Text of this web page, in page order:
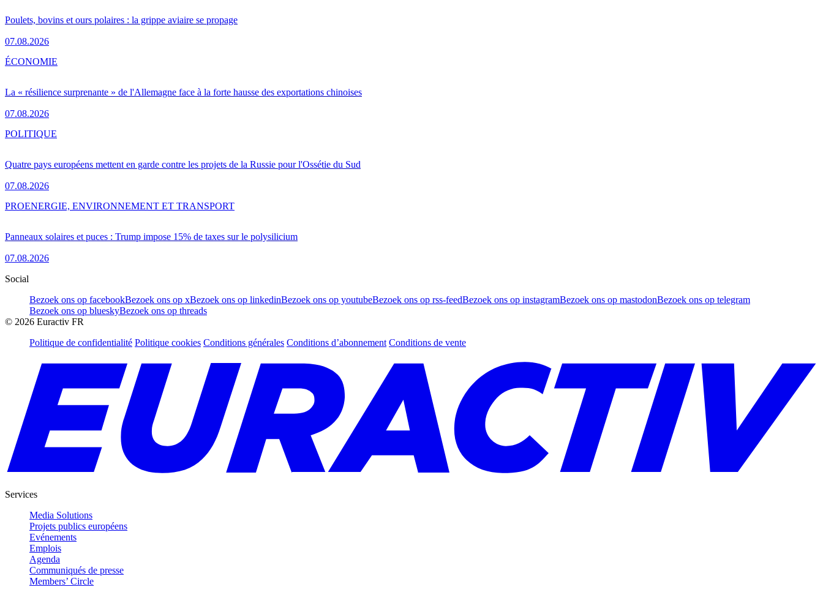
Poulets, bovins et ours polaires : la grippe aviaire se propage
07.08.2026
La « résilience surprenante » de l'Allemagne face à la forte hausse des exportations chinoises
07.08.2026
ÉCONOMIE
Quatre pays européens mettent en garde contre les projets de la Russie pour l'Ossétie du Sud
07.08.2026
POLITIQUE
Panneaux solaires et puces : Trump impose 15% de taxes sur le polysilicium
07.08.2026
PROENERGIE, ENVIRONNEMENT ET TRANSPORT
Social
Bezoek ons op facebookBezoek ons op xBezoek ons op linkedinBezoek ons op youtubeBezoek ons op rss-feedBezoek ons op instagramBezoek ons op mastodonBezoek ons op telegram
Bezoek ons op blueskyBezoek ons op threads
© 2026 Euractiv FR
Politique de confidentialité Politique cookies Conditions générales Conditions d’abonnement Conditions de vente
Services
Media Solutions
Projets publics européens
Evénements
Emplois
Agenda
Communiqués de presse
Members’ Circle